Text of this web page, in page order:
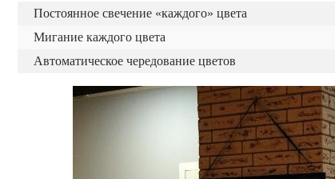
Постоянное свечение «каждого» цвета
Мигание каждого цвета
Автоматическое чередование цветов